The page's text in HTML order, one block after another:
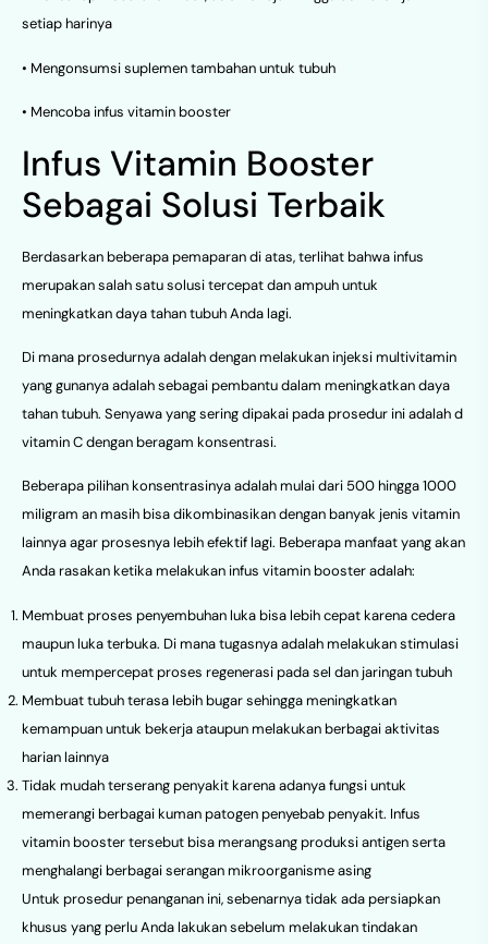
setiap harinya
• Mengonsumsi suplemen tambahan untuk tubuh
• Mencoba infus vitamin booster
Infus Vitamin Booster
Sebagai Solusi Terbaik
Berdasarkan beberapa pemaparan di atas, terlihat bahwa infus
merupakan salah satu solusi tercepat dan ampuh untuk
meningkatkan daya tahan tubuh Anda lagi.
Di mana prosedurnya adalah dengan melakukan injeksi multivitamin
yang gunanya adalah sebagai pembantu dalam meningkatkan daya
tahan tubuh. Senyawa yang sering dipakai pada prosedur ini adalah d
vitamin C dengan beragam konsentrasi.
Beberapa pilihan konsentrasinya adalah mulai dari 500 hingga 1000
miligram an masih bisa dikombinasikan dengan banyak jenis vitamin
lainnya agar prosesnya lebih efektif lagi. Beberapa manfaat yang akan
Anda rasakan ketika melakukan infus vitamin booster adalah:
Membuat proses penyembuhan luka bisa lebih cepat karena cedera
maupun luka terbuka. Di mana tugasnya adalah melakukan stimulasi
untuk mempercepat proses regenerasi pada sel dan jaringan tubuh
Membuat tubuh terasa lebih bugar sehingga meningkatkan
kemampuan untuk bekerja ataupun melakukan berbagai aktivitas
harian lainnya
Tidak mudah terserang penyakit karena adanya fungsi untuk
memerangi berbagai kuman patogen penyebab penyakit. Infus
vitamin booster tersebut bisa merangsang produksi antigen serta
menghalangi berbagai serangan mikroorganisme asing
Untuk prosedur penanganan ini, sebenarnya tidak ada persiapkan
khusus yang perlu Anda lakukan sebelum melakukan tindakan